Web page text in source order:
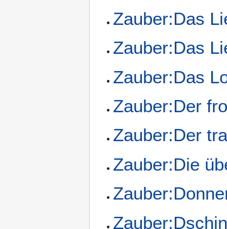
Zauber:Das
Zauber:Das
Zauber:Das
Zauber:Der
Zauber:Der
Zauber:Die